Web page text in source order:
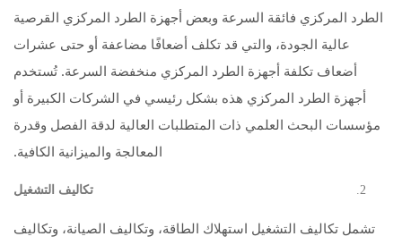
الطرد المركزي فائقة السرعة وبعض أجهزة الطرد المركزي القرصية
عالية الجودة، والتي قد تكلف أضعافًا مضاعفة أو حتى عشرات
أضعاف تكلفة أجهزة الطرد المركزي منخفضة السرعة. تُستخدم
أجهزة الطرد المركزي هذه بشكل رئيسي في الشركات الكبيرة أو
مؤسسات البحث العلمي ذات المتطلبات العالية لدقة الفصل وقدرة
المعالجة والميزانية الكافية.
تكاليف التشغيل
تشمل تكاليف التشغيل استهلاك الطاقة، وتكاليف الصيانة، وتكاليف